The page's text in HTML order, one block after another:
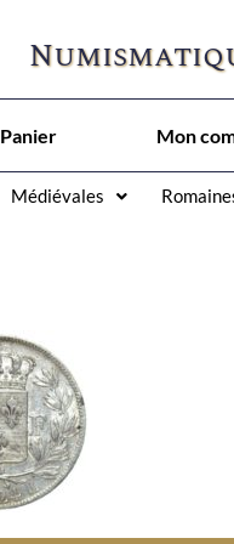
Panier Mon
Médiévales